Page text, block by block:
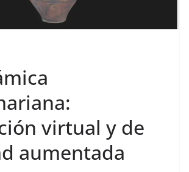
virtual y de
aumentada